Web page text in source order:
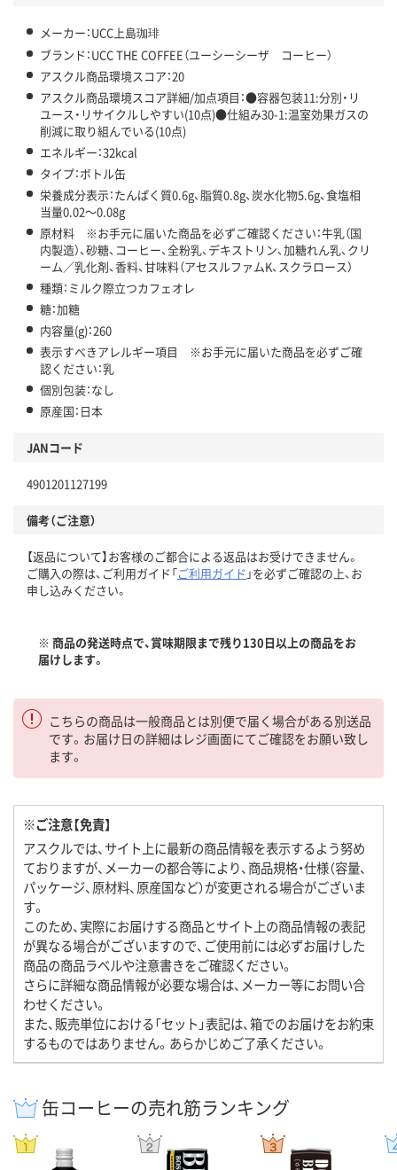
メーカー：UCC上島珈琲
ブランド：UCC THE COFFEE（ユーシーシーザ コーヒー）
アスクル商品環境スコア：20
アスクル商品環境スコア詳細/加点項目：●容器包装11:分別・リ
ユース・リサイクルしやすい(10点)●仕組み30-1:温室効果ガスの
削減に取り組んでいる(10点)
エネルギー：32kcal
タイプ：ボトル缶
栄養成分表示：たんぱく質0.6g、脂質0.8g、炭水化物5.6g、食塩相
当量0.02～0.08g
原材料 ※お手元に届いた商品を必ずご確認ください：牛乳（国
内製造）、砂糖、コーヒー、全粉乳、デキストリン、加糖れん乳、クリ
ーム／乳化剤、香料、甘味料（アセスルファムK、スクラロース）
種類：ミルク際立つカフェオレ
糖：加糖
内容量(g)：260
表示すべきアレルギー項目 ※お手元に届いた商品を必ずご確
認ください：乳
個別包装：なし
原産国：日本
JANコード
4901201127199
備考（ご注意）
【返品について】お客様のご都合による返品はお受けできません。
ご購入の際は、ご利用ガイド「ご利用ガイド 」を必ずご確認の上、お
申し込みください。
※ 商品の発送時点で、賞味期限まで残り130日以上の商品をお
届けします。
こちらの商品は一般商品とは別便で届く場合がある別送品
です。お届け日の詳細はレジ画面にてご確認をお願い致し
ます。
※ご注意【免責】
アスクルでは、サイト上に最新の商品情報を表示するよう努め
ておりますが、メーカーの都合等により、商品規格・仕様（容量、
パッケージ、原材料、原産国など）が変更される場合がございま
す。
このため、実際にお届けする商品とサイト上の商品情報の表記
が異なる場合がございますので、ご使用前には必ずお届けした
商品の商品ラベルや注意書きをご確認ください。
さらに詳細な商品情報が必要な場合は、メーカー等にお問い合
わせください。
また、販売単位における「セット」表記は、箱でのお届けをお約束
するものではありません。あらかじめご了承ください。
缶コーヒーの売れ筋ランキング